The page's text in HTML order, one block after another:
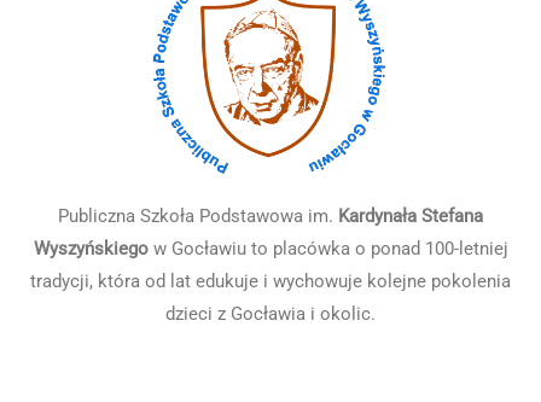
Publiczna Szkoła Podstawowa im. Kardynała Stefana
Wyszyńskiegow Gocławiu to placówka o ponad 100-letniej
tradycji, która od lat edukuje i wychowuje kolejne pokolenia
dzieci z Gocławia i okolic.